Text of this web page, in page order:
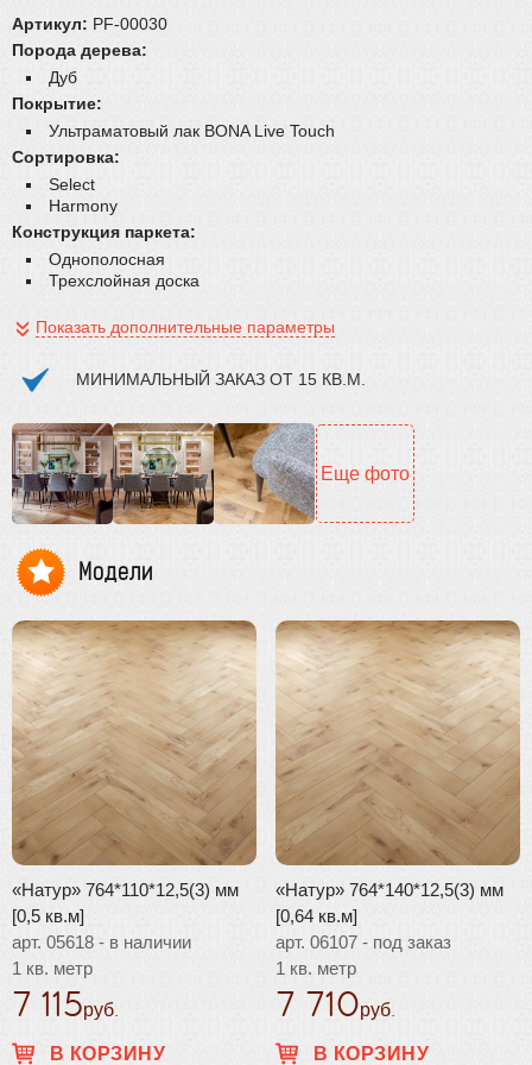
Плинтус
Паркетная химия
Масла и краски
Инструмент и расходные материалы
Артикул: PF-00030
Порода дерева:
Дуб
Покрытие:
Ультраматовый лак BONA Live Touch
Сортировка:
Select
Harmony
Конструкция паркета:
Однополосная
Трехслойная доска
Показать дополнительные параметры
МИНИМАЛЬНЫЙ ЗАКАЗ ОТ 15 КВ.М.
Еще фото
Модели
«Натур» 764*110*12,5(3) мм
[0,5 кв.м]
арт. 05618 - в наличии
1 кв. метр
7 115руб.
В КОРЗИНУ
«Натур» 764*140*12,5(3) мм
[0,64 кв.м]
арт. 06107 - под заказ
1 кв. метр
7 710руб.
В КОРЗИНУ